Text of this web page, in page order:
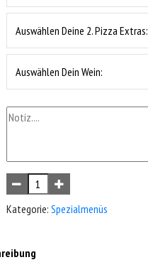
Auswählen Deine 2. Pizza Extras:
Auswählen Dein Wein:
Kategorie: Spezialmenüs